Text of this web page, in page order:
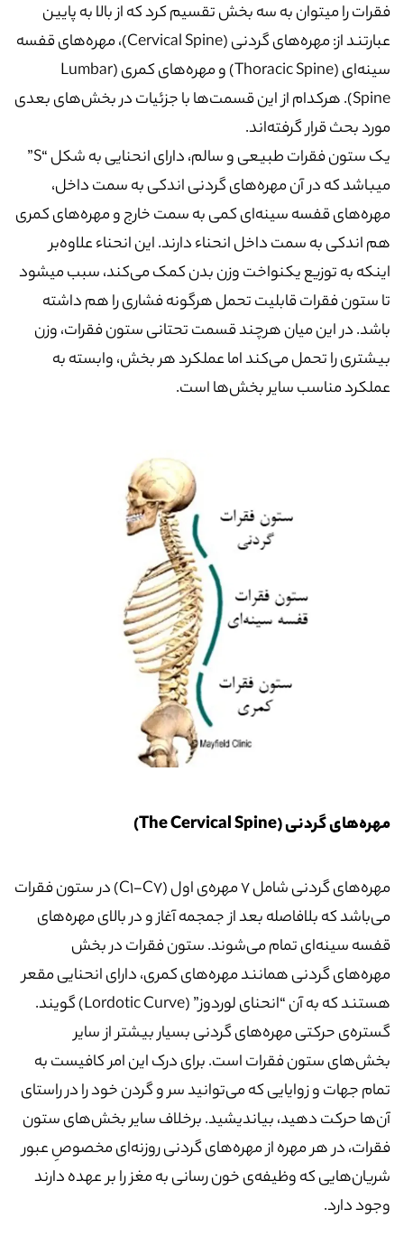
فقرات را میتوان به سه بخش تقسیم کرد که از بالا به پایین
عبارتند از: مهره‌های گردنی (Cervical Spine)، مهره‌های قفسه
سینه‌ای (Thoracic Spine) و مهره‌های کمری (Lumbar
Spine). هرکدام از این قسمت‌ها با جزئیات در بخش‌های بعدی
مورد بحث قرار گرفته‌اند.
یک ستون فقرات طبیعی و سالم، دارای انحنایی به شکل “S”
میباشد که در آن مهره‌های گردنی اندکی به سمت داخل،
مهره‌های قفسه سینه‌ای کمی به سمت خارج و مهره‌های کمری
هم اندکی به سمت داخل انحناء دارند. این انحناء علاوه‌بر
اینکه به توزیع یکنواخت وزن بدن کمک می‌کند، سبب میشود
تا ستون فقرات قابلیت تحمل هرگونه فشاری را هم داشته
باشد. در این میان هرچند قسمت تحتانی ستون فقرات، وزن
بیشتری را تحمل می‌کند اما عملکرد هر بخش، وابسته به
عملکرد مناسب سایر بخش‌ها است.
مهره‌های گردنی (The Cervical Spine)
مهره‌های گردنی شامل 7 مهره‌ی اول (C1-C7) در ستون فقرات
می‌باشد که بلافاصله بعد از جمجمه آغاز و در بالای مهره‌های
قفسه سینه‌ای تمام می‌شوند. ستون فقرات در بخش
مهره‌های گردنی همانند مهره‌های کمری، دارای انحنایی مقعر
هستند که به آن “انحنای لوردوز” (Lordotic Curve) گویند.
گستره‌ی حرکتی مهره‌های گردنی بسیار بیشتر از سایر
بخش‌های ستون فقرات است. برای درک این امر کافیست به
تمام جهات و زوایایی که می‌توانید سر و گردن خود را در راستای
آن‌ها حرکت دهید، بیاندیشید. برخلاف سایر بخش‌های ستون
فقرات، در هر مهره از مهره‌های گردنی روزنه‌ای مخصوصِ عبور
شریان‌هایی که وظیفه‌ی خون رسانی به مغز را بر عهده دارند
وجود دارد.